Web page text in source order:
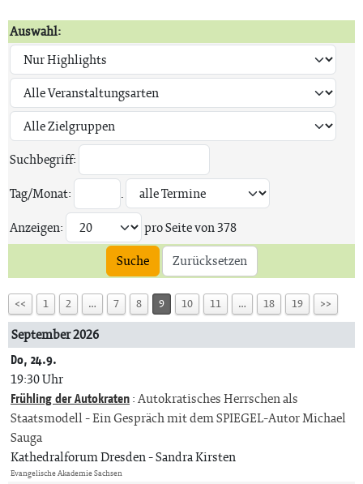
Auswahl:
Suchbegriff:
Tag/Monat:
.
Anzeigen:
pro Seite von378
Suche
Zurücksetzen
<< 1 2 … 7 8 9 10 11 … 18 19 >>
September 2026
Do, 24.9.
19:30 Uhr
Frühling der Autokraten:Autokratisches Herrschen als
Staatsmodell - Ein Gespräch mit dem SPIEGEL-Autor Michael
Sauga
Kathedralforum Dresden Sandra Kirsten
Evangelische Akademie Sachsen